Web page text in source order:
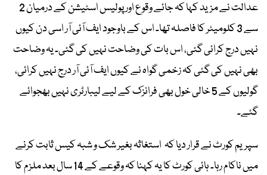
عدالت نے مزید کہا کہ جائے وقوع اور پولیس اسٹیشن کے درمیان 2
سے 3 کلومیٹر کا فاصلہ تھا۔ اس کے باوجود ایف آئی آر اسی دن کیوں
نہیں درج کرائی گئی، اس بات کی وضاحت نہیں کی گئی۔ یہ وضاحت
بھی نہیں کی گئی کہ زخمی گواہ نے کیوں ایف آئی آر درج نہیں کرائی،
گولیوں کے 5 خالی خول بھی فرانزک کے لیے لیبارٹری نہیں بھجوائے
گئے۔
سپریم کورٹ نے قرار دیا کہ استغاثہ بغیر شک و شبہ کیس ثابت کرنے
میں ناکام رہا۔ ہائی کورٹ کا یہ کہنا کہ وقوعے کے 14 سال بعد ملزم کا